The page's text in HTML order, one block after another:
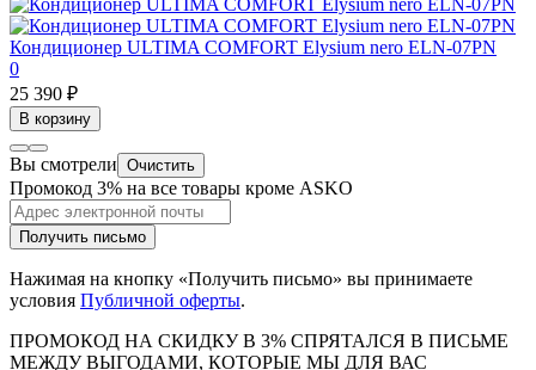
Кондиционер ULTIMA COMFORT Elysium nero ELN-07PN
0
25 390 ₽
В корзину
Вы смотрели Очистить
Промокод 3% на все товары кроме ASKO
Получить письмо
Нажимая на кнопку «Получить письмо» вы принимаете
условия Публичной оферты.
ПРОМОКОД НА СКИДКУ В 3% СПРЯТАЛСЯ В ПИCЬМЕ
МЕЖДУ ВЫГОДАМИ, КОТОРЫЕ МЫ ДЛЯ ВАС